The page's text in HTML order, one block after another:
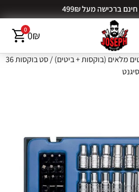
ברכישה מעל 499₪
00₪
מלאים (בוקסות + ביטים)
/ סט בוקסות 36